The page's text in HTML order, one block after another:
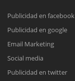
Publicidad en facebook
Publicidad en google
Email Marketing
Social media
Publicidad en twitter